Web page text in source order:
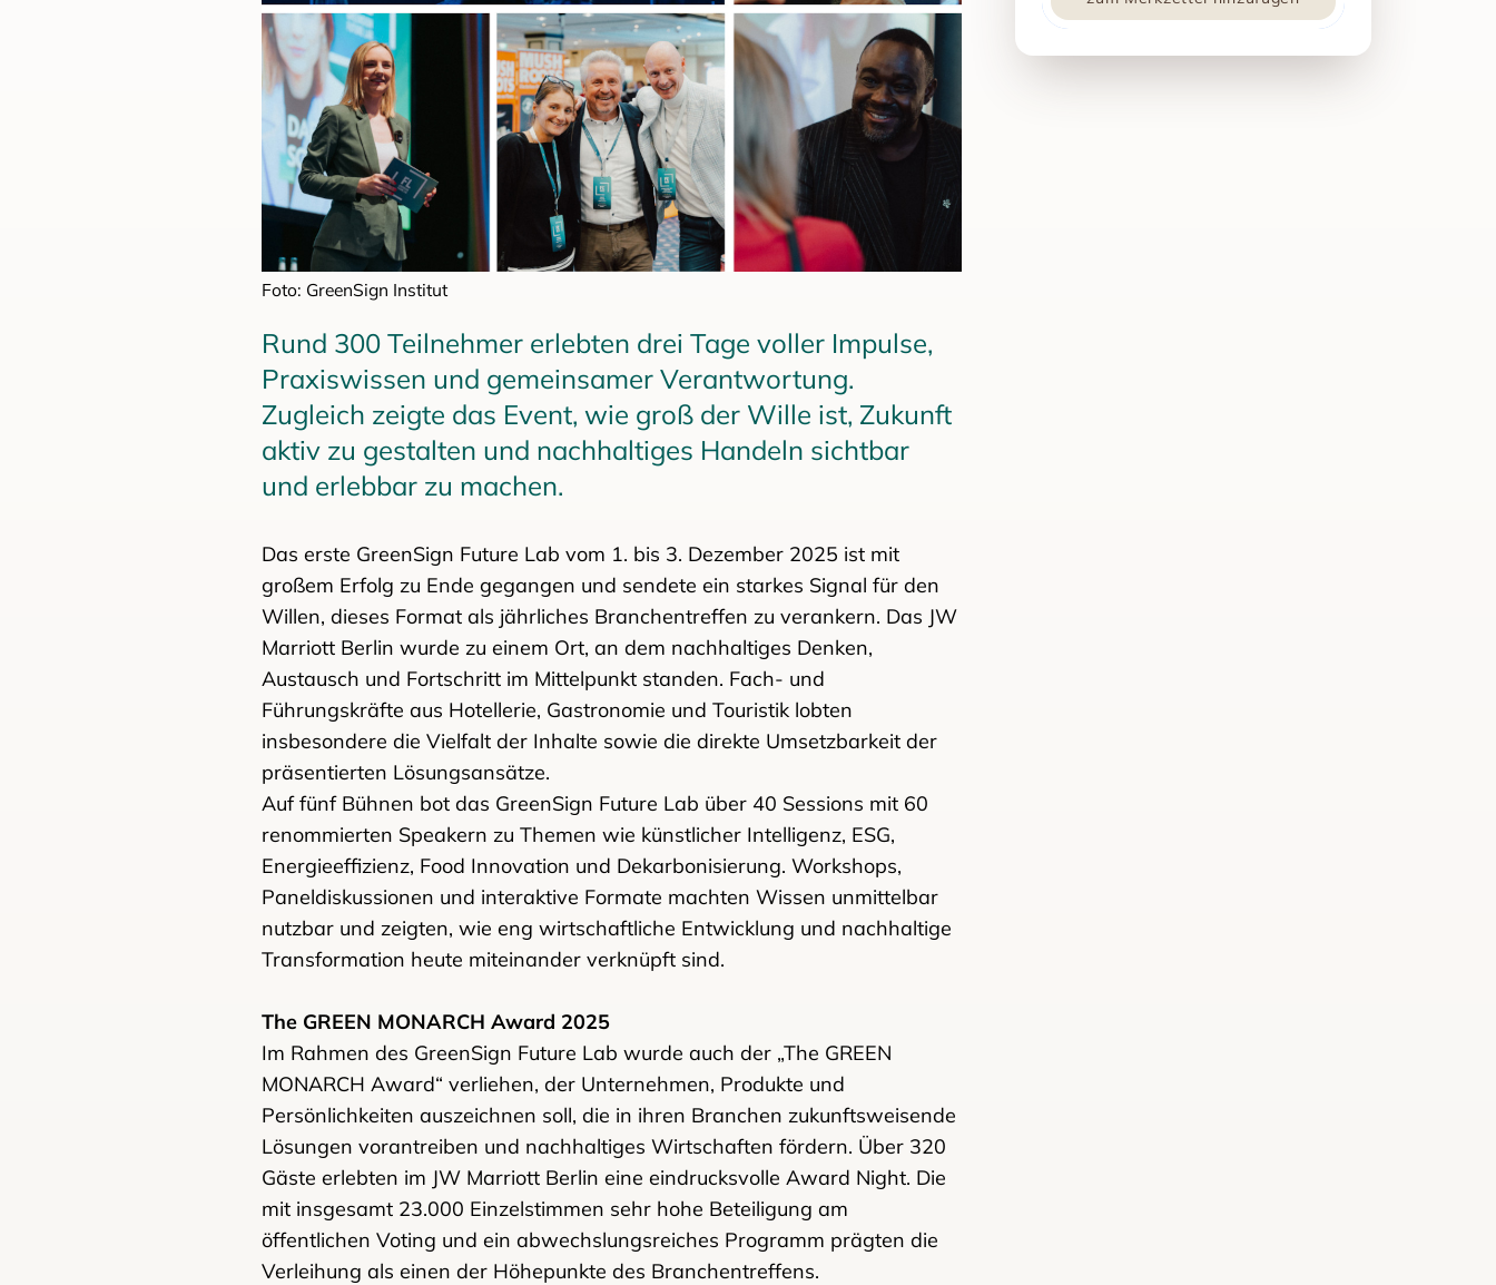
Foto: GreenSign Institut
Rund 300 Teilnehmer erlebten drei Tage voller Impulse,
Praxiswissen und gemeinsamer Verantwortung.
Zugleich zeigte das Event, wie groß der Wille ist, Zukunft
aktiv zu gestalten und nachhaltiges Handeln sichtbar
und erlebbar zu machen.
Das erste GreenSign Future Lab vom 1. bis 3. Dezember 2025 ist mit
großem Erfolg zu Ende gegangen und sendete ein starkes Signal für den
Willen, dieses Format als jährliches Branchentreffen zu verankern. Das JW
Marriott Berlin wurde zu einem Ort, an dem nachhaltiges Denken,
Austausch und Fortschritt im Mittelpunkt standen. Fach- und
Führungskräfte aus Hotellerie, Gastronomie und Touristik lobten
insbesondere die Vielfalt der Inhalte sowie die direkte Umsetzbarkeit der
präsentierten Lösungsansätze.
Auf fünf Bühnen bot das GreenSign Future Lab über 40 Sessions mit 60
renommierten Speakern zu Themen wie künstlicher Intelligenz, ESG,
Energieeffizienz, Food Innovation und Dekarbonisierung. Workshops,
Paneldiskussionen und interaktive Formate machten Wissen unmittelbar
nutzbar und zeigten, wie eng wirtschaftliche Entwicklung und nachhaltige
Transformation heute miteinander verknüpft sind.
The GREEN MONARCH Award 2025
Im Rahmen des GreenSign Future Lab wurde auch der „The GREEN
MONARCH Award“ verliehen, der Unternehmen, Produkte und
Persönlichkeiten auszeichnen soll, die in ihren Branchen zukunftsweisende
Lösungen vorantreiben und nachhaltiges Wirtschaften fördern. Über 320
Gäste erlebten im JW Marriott Berlin eine eindrucksvolle Award Night. Die
mit insgesamt 23.000 Einzelstimmen sehr hohe Beteiligung am
öffentlichen Voting und ein abwechslungsreiches Programm prägten die
Verleihung als einen der Höhepunkte des Branchentreffens.